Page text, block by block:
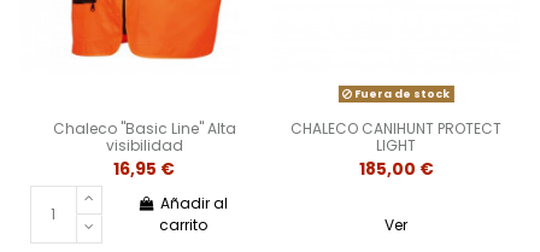
Chaleco "Basic Line" Alta
visibilidad
16,95 €
Añadir al
carrito
Fuera de stock
CHALECO CANIHUNT PROTECT
LIGHT
185,00 €
Ver